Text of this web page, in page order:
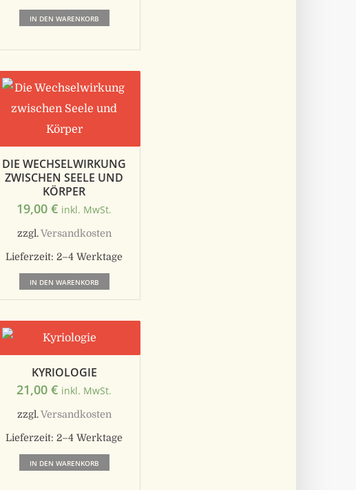
IN DEN WARENKORB
DIE WECHSELWIRKUNG
ZWISCHEN SEELE UND
KÖRPER
19,00€ inkl. MwSt.
zzgl.Versandkosten
Lieferzeit:2–4 Werktage
IN DEN WARENKORB
KYRIOLOGIE
21,00€ inkl. MwSt.
zzgl.Versandkosten
Lieferzeit:2–4 Werktage
IN DEN WARENKORB